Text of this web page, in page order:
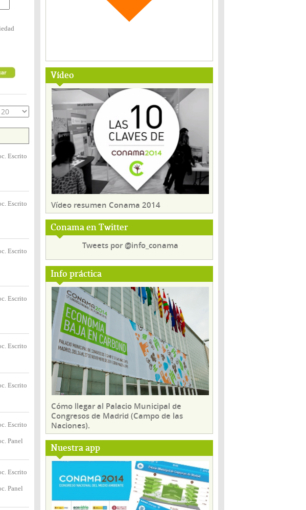
Vídeo
Vídeo resumen Conama 2014
Conama en Twitter
Tweets por @info_conama
Info práctica
Cómo llegar al Palacio Municipal de
Congresos de Madrid (Campo de las
Naciones).
Nuestra app
Escrito
Escrito
Escrito
Escrito
Escrito
Escrito
Escrito
Panel
Escrito
Panel